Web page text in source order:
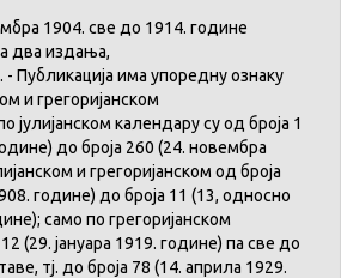
1904. све до 1914. године
два издања,
. - Публикација има упореднуознаку
и грегоријанском
јулијанском календару су од броја 1
до броја 260 (24. новембра
и грегоријанском од броја
године) до броја 11 (13, односно
само по грегоријанском
(29. јануара 1919. године) па све до
тј. до броја 78 (14. априла 1929.